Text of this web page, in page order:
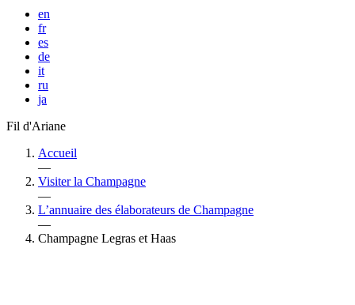
en
fr
es
de
it
ru
ja
Fil d'Ariane
Accueil
—
Visiter la Champagne
—
L’annuaire des élaborateurs de Champagne
—
Champagne Legras et Haas